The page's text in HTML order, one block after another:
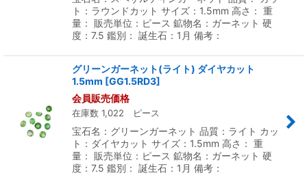
ト：ラウンドカット サイズ：1.5mm 高さ： 重
量： 販売単位：ピース 鉱物名：ガーネット 硬
度：7.5 鑑別： 誕生石：1月 備考：
グリーンガーネット(ライト) ダイヤカット
1.5mm [GG1.5RD3]
会員販売価格
在庫数 1,022 ピース
宝石名：グリーンガーネット 品質：ライト カッ
ト：ダイヤカット サイズ：1.5mm 高さ： 重
量： 販売単位：ピース 鉱物名：ガーネット 硬
度：7.5 鑑別： 誕生石：1月 備考：